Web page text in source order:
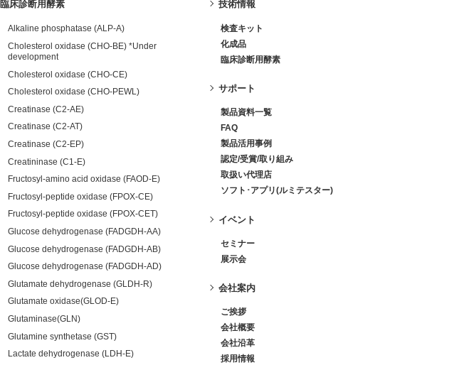
臨床診断用酵素
Alkaline phosphatase (ALP-A)
Cholesterol oxidase (CHO-BE) *Under
development
Cholesterol oxidase (CHO-CE)
Cholesterol oxidase (CHO-PEWL)
Creatinase (C2-AE)
Creatinase (C2-AT)
Creatinase (C2-EP)
Creatininase (C1-E)
Fructosyl-amino acid oxidase (FAOD-E)
Fructosyl-peptide oxidase (FPOX-CE)
Fructosyl-peptide oxidase (FPOX-CET)
Glucose dehydrogenase (FADGDH-AA)
Glucose dehydrogenase (FADGDH-AB)
Glucose dehydrogenase (FADGDH-AD)
Glutamate dehydrogenase (GLDH-R)
Glutamate oxidase(GLOD-E)
Glutaminase(GLN)
Glutamine synthetase (GST)
Lactate dehydrogenase (LDH-E)
技術情報
検査キット
化成品
臨床診断用酵素
サポート
製品資料一覧
FAQ
製品活用事例
認定/受賞/取り組み
取扱い代理店
ソフト･アプリ(ルミテスター)
イベント
セミナー
展示会
会社案内
ご挨拶
会社概要
会社沿革
採用情報